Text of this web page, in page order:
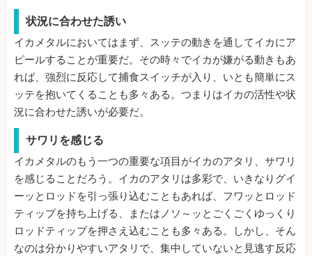
状況に合わせた誘い
イカメタルにおいてはまず、スッテの動きを通してイカにア
ピールすることが重要だ。その時々でイカが嫌がる動きもあ
れば、強烈に反応して捕食スイッチが入り、いとも簡単にス
ッテを抱いてくることも多々ある。つまりはイカの活性や状
況に合わせた誘いが必要だ。
サワリを感じる
イカメタルのもう一つの重要な項目がイカのアタリ、サワリ
を感じることだろう。イカのアタリは多彩で、いきなりグイ
ーッとロッドを引っ張り込むこともあれば、フワッとロッド
ティップを持ち上げる、またはノソ～ッとごくごくゆっくり
ロッドティップを押さえ込むことも多々ある。しかし、そん
なのは分かりやすいアタリで、集中していないと見逃す反応